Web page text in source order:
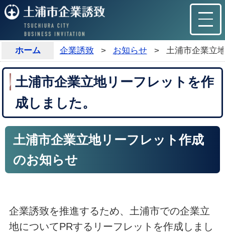
ホーム 企業誘致 > お知らせ > 土浦市企業立
土浦市企業立地リーフレットを作
成しました。
土浦市企業立地リーフレット作成
のお知らせ
企業誘致を推進するため、土浦市での企業立
地についてPRするリーフレットを作成しまし